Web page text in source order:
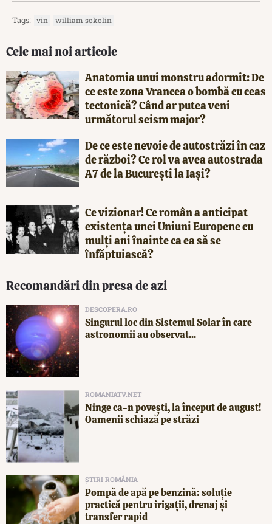
Tags: vin william sokolin
Cele mai noi articole
Anatomia unui monstru adormit: De
ce este zona Vrancea o bombă cu ceas
tectonică? Când ar putea veni
următorul seism major?
De ce este nevoie de autostrăzi în caz
de război? Ce rol va avea autostrada
A7 de la București la Iași?
Ce vizionar! Ce român a anticipat
existența unei Uniuni Europene cu
mulți ani înainte ca ea să se
înfăptuiască?
Recomandări din presa de azi
DESCOPERA.RO
Singurul loc din Sistemul Solar în care
astronomii au observat...
ROMANIATV.NET
Ninge ca-n povești, la început de august!
Oamenii schiază pe străzi
ȘTIRI ROMÂNIA
Pompă de apă pe benzină: soluție
practică pentru irigații, drenaj și
transfer rapid